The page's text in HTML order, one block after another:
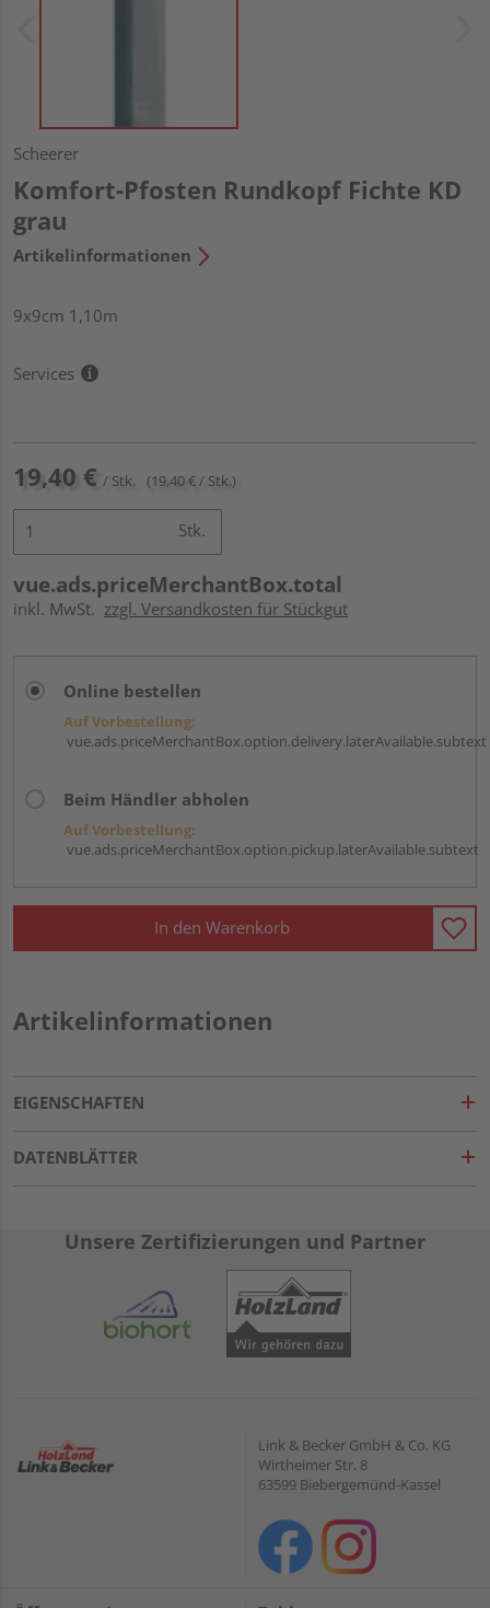
Scheerer
Komfort-Pfosten Rundkopf Fichte KD
grau
Artikelinformationen
9x9cm 1,10m
Services
19,40 € / Stk. (19,40 € / Stk.)
Stk.
vue.ads.priceMerchantBox.total
inkl. MwSt. zzgl. Versandkosten für Stückgut
Online bestellen
Auf Vorbestellung:
vue.ads.priceMerchantBox.option.delivery.laterAvailable.subtext
Beim Händler abholen
Auf Vorbestellung:
vue.ads.priceMerchantBox.option.pickup.laterAvailable.subtext
In den Warenkorb
Artikelinformationen
EIGENSCHAFTEN
DATENBLÄTTER
Unsere Zertifizierungen und Partner
Link & Becker GmbH & Co. KG
Wirtheimer Str. 8
63599 Biebergemünd-Kassel